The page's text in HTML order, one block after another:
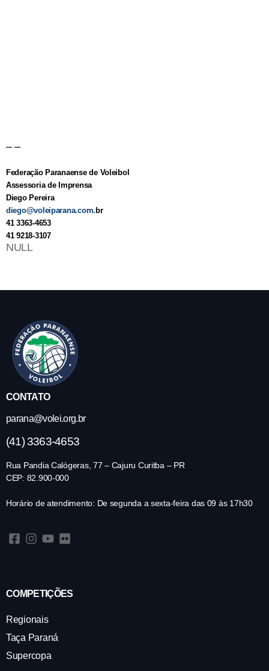
– –
Federação Paranaense de Voleibol
Assessoria de Imprensa
Diego Pereira
diego@voleiparana.com.br
41 3363-4653
41 9218-3107
NULL
CONTATO
parana@volei.org.br
(41) 3363-4653
Rua Pandia Calógeras, 77 – Cajuru Curitba – PR
CEP: 82.900-000
Horário de atendimento: De segunda a sexta-feira das 09 às 17h30
COMPETIÇÕES
Regionais
Taça Paraná
Supercopa